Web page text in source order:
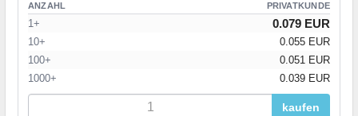
ANZAHL PRIVATKUNDE
1+ 0.079 EUR
10+
0.055 EUR
100+
0.051 EUR
1000+
0.039 EUR
kaufen